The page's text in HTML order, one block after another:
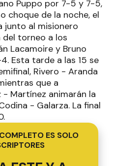
Puppo por 7-5 y 7-5,
choque de la noche, el
junto al misionero
del torneo a los
Lacamoire y Bruno
Esta tarde a las 15 se
Rivero - Aranda
que a
- Martínez animarán la
- Galarza. La final
ES SOLO